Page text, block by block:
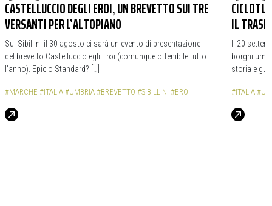
CASTELLUCCIO DEGLI EROI, UN BREVETTO SUI TRE
VERSANTI PER L’ALTOPIANO
Sui Sibillini il 30 agosto ci sarà un evento di presentazione
del brevetto Castelluccio egli Eroi (comunque ottenibile tutto
l’anno). Epic o Standard? […]
#MARCHE #ITALIA #UMBRIA #BREVETTO #SIBILLINI #EROI
IL
Il 20
borghi
storia e
#ITALIA